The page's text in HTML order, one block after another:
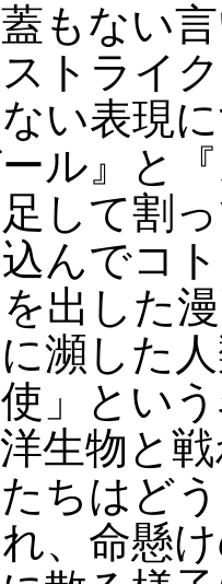
もない
トライ
い表現
ル』と
して割
んでコ
出した
瀕した
」とい
生物と
ちはど
、命懸